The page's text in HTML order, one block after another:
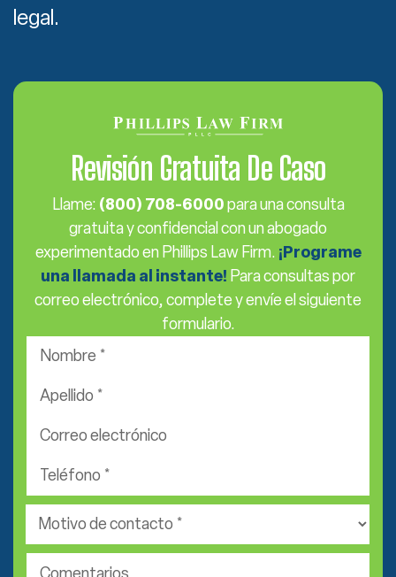
legal.
Revisión Gratuita De Caso
Llame: (800) 708-6000para una consulta
gratuita y confidencial con un abogado
experimentado en Phillips Law Firm. ¡Programe
una llamada al instante! Para consultas por
correo electrónico, complete y envíe el siguiente
formulario.
Nombre
Apellido
Correo
Teléfono
Área
de
práctica
Comentarios